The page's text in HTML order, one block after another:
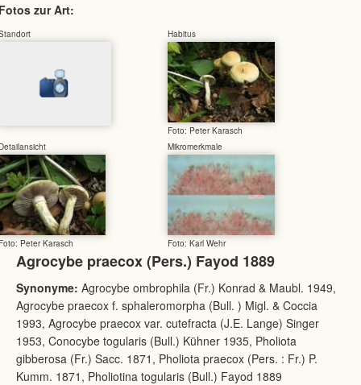
zur Art:
Habitus
Foto: Peter Karasch
Peter Karasch
Mikromerkmale
Foto: Karl Wehr
Agrocybe praecox (Pers.) Fayod 1889
Synonyme: Agrocybe ombrophila (Fr.) Konrad & Maubl. 1949,
Agrocybe praecox f. sphaleromorpha (Bull. ) Migl. & Coccia
1993, Agrocybe praecox var. cutefracta (J.E. Lange) Singer
1953, Conocybe togularis (Bull.) Kühner 1935, Pholiota
gibberosa (Fr.) Sacc. 1871, Pholiota praecox (Pers. : Fr.) P.
Kumm. 1871, Pholiotina togularis (Bull.) Fayod 1889